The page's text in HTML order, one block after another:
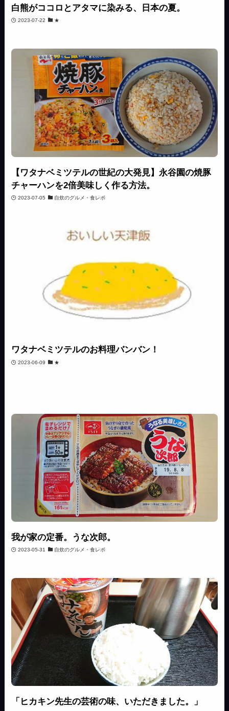
白熊がココロとアタマに染みる、日本の夏。
2023-07-22 ★
【ワタナベミツテルの世紀の大発見】永谷園の焼豚
チャーハンを2倍美味しく作る方法。
2023-07-05 自炊のグルメ・食レポ
ワタナベミツテルのお料理バンバン！
2023-06-09 ★
我が家の定番。うな次郎。
2023-05-31 自炊のグルメ・食レポ
「ヒカキン先生の芸術の味、いただきました。」